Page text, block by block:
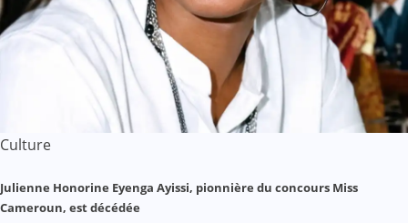
Culture
Julienne Honorine Eyenga Ayissi, pionnière du concours Miss
Cameroun, est décédée